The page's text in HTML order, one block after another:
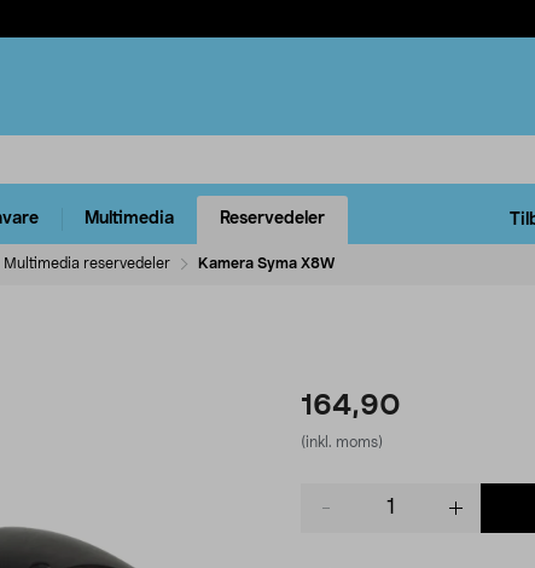
Multimedia Reservedeler
Multimedia reservedeler Kamera Syma X8W
164,90
(inkl. moms)